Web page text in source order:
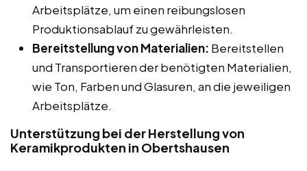
Arbeitsplätze, um einen reibungslosen
Produktionsablauf zu gewährleisten.
Bereitstellung von Materialien: Bereitstellen
und Transportieren der benötigten Materialien,
wie Ton, Farben und Glasuren, an die jeweiligen
Arbeitsplätze.
Unterstützung bei der Herstellung von
Keramikprodukten in Obertshausen